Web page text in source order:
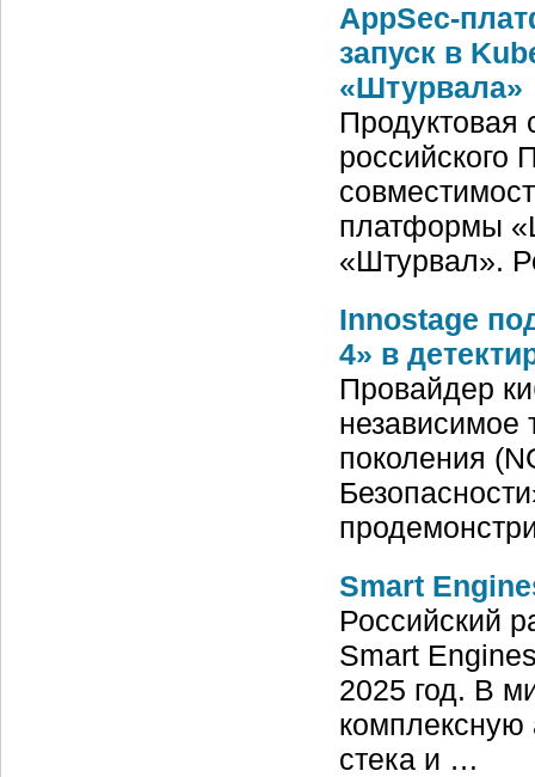
AppSec-
запуск в
«Штурвала»
Продуктовая
российского
платформы
«Штурвал».
Innostage
4» в
Провайдер
независимое
поколения
Smart
Российский
Smart
2025 год. В
комплексную
стека и …